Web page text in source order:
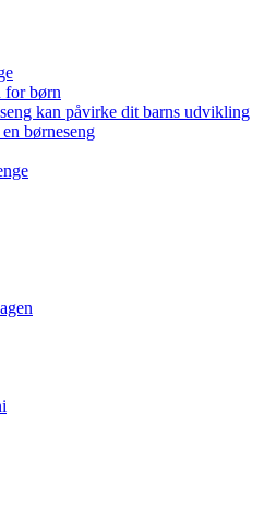
for børn
kan påvirke dit barns udvikling
børneseng